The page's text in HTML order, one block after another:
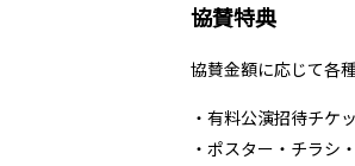
協賛特典
協賛金額に応じて各
・有料公演招待チケ
・ポスター・チラシ